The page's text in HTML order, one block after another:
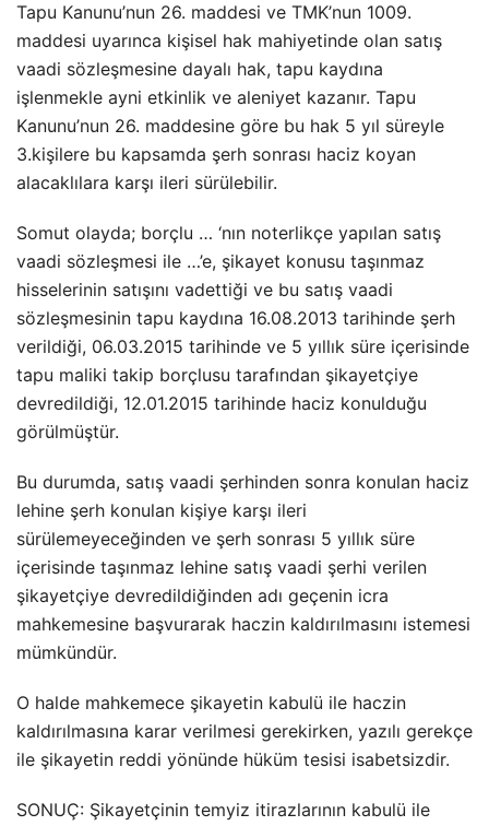
Tapu Kanunu’nun 26. maddesi ve TMK’nun 1009.
maddesi uyarınca kişisel hak mahiyetinde olan satış
vaadi sözleşmesine dayalı hak, tapu kaydına
işlenmekle ayni etkinlik ve aleniyet kazanır. Tapu
Kanunu’nun 26. maddesine göre bu hak 5 yıl süreyle
3.kişilere bu kapsamda şerh sonrası haciz koyan
alacaklılara karşı ileri sürülebilir.
Somut olayda; borçlu … ‘nın noterlikçe yapılan satış
vaadi sözleşmesi ile …’e, şikayet konusu taşınmaz
hisselerinin satışını vadettiği ve bu satış vaadi
sözleşmesinin tapu kaydına 16.08.2013 tarihinde şerh
verildiği, 06.03.2015 tarihinde ve 5 yıllık süre içerisinde
tapu maliki takip borçlusu tarafından şikayetçiye
devredildiği, 12.01.2015 tarihinde haciz konulduğu
görülmüştür.
Bu durumda, satış vaadi şerhinden sonra konulan haciz
lehine şerh konulan kişiye karşı ileri
sürülemeyeceğinden ve şerh sonrası 5 yıllık süre
içerisinde taşınmaz lehine satış vaadi şerhi verilen
şikayetçiye devredildiğinden adı geçenin icra
mahkemesine başvurarak haczin kaldırılmasını istemesi
mümkündür.
O halde mahkemece şikayetin kabulü ile haczin
kaldırılmasına karar verilmesi gerekirken, yazılı gerekçe
ile şikayetin reddi yönünde hüküm tesisi isabetsizdir.
SONUÇ: Şikayetçinin temyiz itirazlarının kabulü ile